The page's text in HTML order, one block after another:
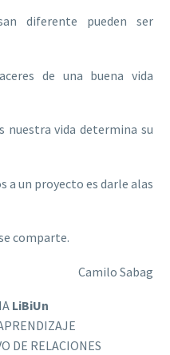
diferente pueden ser
de una buena vida
nuestra vida determina su
a un proyecto es darle alas
comparte.
Camilo Sabag
LiBiUn
DE RELACIONES